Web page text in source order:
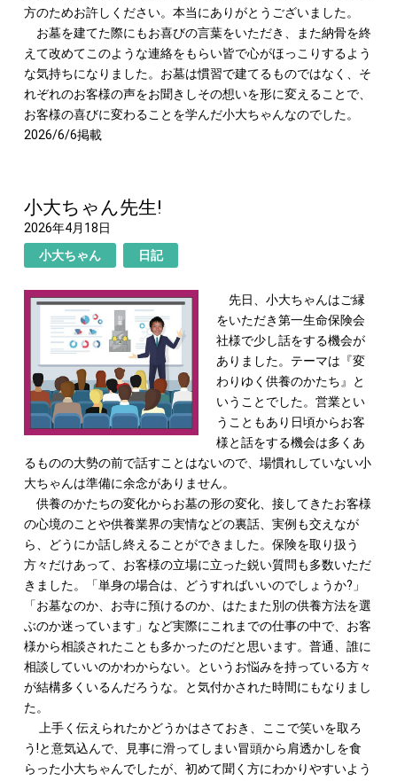
方のためお許しください。本当にありがとうございました。
お墓を建てた際にもお喜びの言葉をいただき、また納骨を終
えて改めてこのような連絡をもらい皆で心がほっこりするよう
な気持ちになりました。お墓は慣習で建てるものではなく、そ
れぞれのお客様の声をお聞きしその想いを形に変えることで、
お客様の喜びに変わることを学んだ小大ちゃんなのでした。
2026/6/6掲載
小大ちゃん先生!
2026年4月18日
小大ちゃん
日記
先日、小大ちゃんはご縁
をいただき第一生命保険会
社様で少し話をする機会が
ありました。テーマは『変
わりゆく供養のかたち』と
いうことでした。営業とい
うこともあり日頃からお客
様と話をする機会は多くあ
るものの大勢の前で話すことはないので、場慣れしていない小
大ちゃんは準備に余念がありません。
供養のかたちの変化からお墓の形の変化、接してきたお客様
の心境のことや供養業界の実情などの裏話、実例も交えなが
ら、どうにか話し終えることができました。保険を取り扱う
方々だけあって、お客様の立場に立った鋭い質問も多数いただ
きました。「単身の場合は、どうすればいいのでしょうか?」
「お墓なのか、お寺に預けるのか、はたまた別の供養方法を選
ぶのか迷っています」など実際にこれまでの仕事の中で、お客
様から相談されたことも多かったのだと思います。普通、誰に
相談していいのかわからない。というお悩みを持っている方々
が結構多くいるんだろうな。と気付かされた時間にもなりまし
た。
上手く伝えられたかどうかはさておき、ここで笑いを取ろ
う!と意気込んで、見事に滑ってしまい冒頭から肩透かしを食
らった小大ちゃんでしたが、初めて聞く方にわかりやすいよう